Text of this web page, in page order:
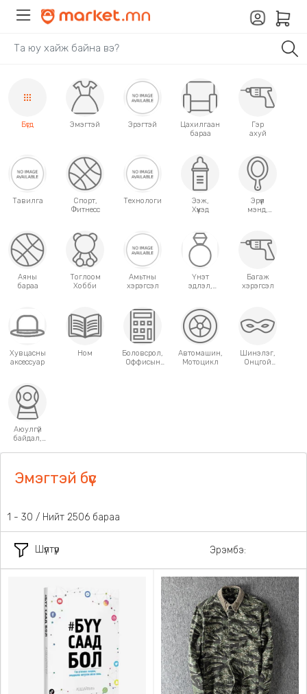
Бүгд Эмэгтэй Эрэгтэй
Цахилгаан
бараа
Гэр
ахуй
Тавилга
Спорт,
Фитнесс
Технологи
Ээж,
Хүүхэд
Эрүүл
мэнд,
Аяны
бараа
Тоглоом
Хобби
Амьтны
хэрэгсэл
Үнэт
эдлэл,
Багаж
хэрэгсэл
Хувцасны
аксессуар
Ном
Боловсрол,
Оффисын
Автомашин,
Мотоцикл
Шинэлэг,
Онцгой
Аюулгүй
байдал,
Эмэгтэй бүс
Шүүлтүүр
31 - 60 / Нийт 2506 бараа
Эрэмбэ: